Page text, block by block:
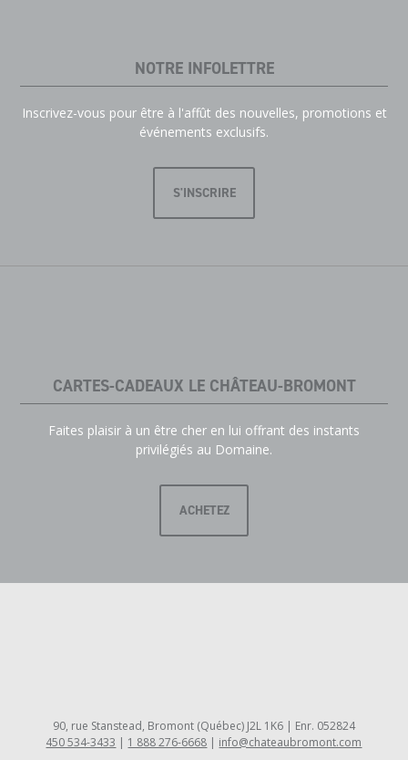
NOTRE INFOLETTRE
Inscrivez-vous pour être à l'affût des nouvelles, promotions et
événements exclusifs.
S'INSCRIRE
CARTES-CADEAUX LE CHÂTEAU-BROMONT
Faites plaisir à un être cher en lui offrant des instants
privilégiés au Domaine.
ACHETEZ
90, rue Stanstead, Bromont (Québec) J2L 1K6 | Enr. 052824
450 534-3433 | 1 888 276-6668 | info@chateaubromont.com